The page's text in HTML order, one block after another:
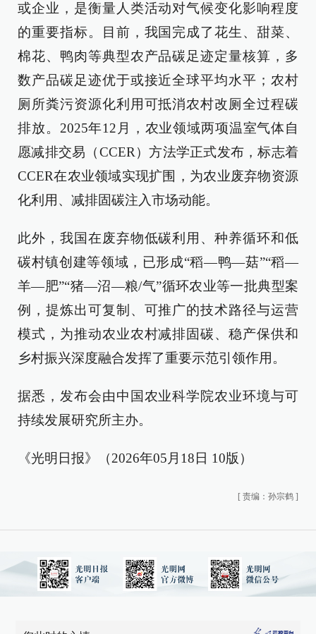
或企业，是衡量人类活动对气候变化影响程度
的重要指标。目前，我国完成了花生、甜菜、
棉花、鸭肉等典型农产品碳足迹定量核算，多
数产品碳足迹优于或接近全球平均水平；农村
厕所粪污资源化利用可抵消农村改厕全过程碳
排放。2025年12月，农业领域两项温室气体自
愿减排交易（CCER）方法学正式发布，标志着
CCER在农业领域实现扩围，为农业废弃物资源
化利用、减排固碳注入市场动能。
此外，我国在废弃物低碳利用、种养循环和低
碳村镇创建等领域，已形成“稻—鸭—菇”“稻—
羊—肥”“猪—沼—粮/气”循环农业等一批典型案
例，提炼出可复制、可推广的技术路径与运营
模式，为推动农业农村减排固碳、稳产保供和
乡村振兴深度融合发挥了重要示范引领作用。
据悉，发布会由中国农业科学院农业环境与可
持续发展研究所主办。
《光明日报》（2026年05月18日 10版）
[ 责编：孙宗鹤 ]